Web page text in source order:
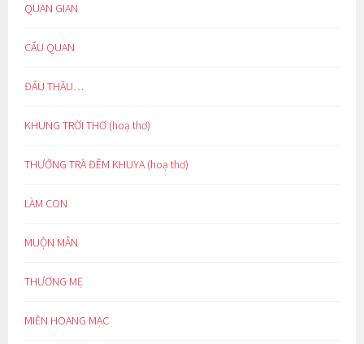
QUAN GIAN
CẨU QUAN
ĐẤU THẦU…
KHUNG TRỜI THƠ (hoạ thơ)
THƯỞNG TRÀ ĐÊM KHUYA (hoạ thơ)
LÀM CON
MUỘN MẰN
THƯƠNG MẸ
MIỀN HOANG MẠC